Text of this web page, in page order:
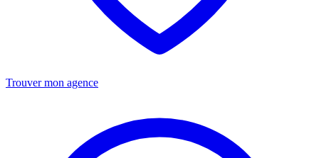
Trouver mon agence